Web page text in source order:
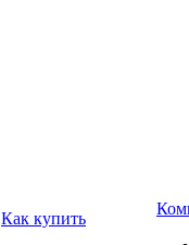
Как купить